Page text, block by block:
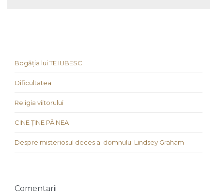
Bogăția lui TE IUBESC
Dificultatea
Religia viitorului
CINE ȚINE PÂINEA
Despre misteriosul deces al domnului Lindsey Graham
Comentarii